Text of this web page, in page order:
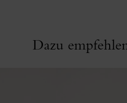
Dazu